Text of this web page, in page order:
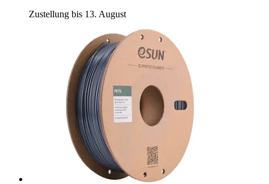
Zustellung bis 13. August